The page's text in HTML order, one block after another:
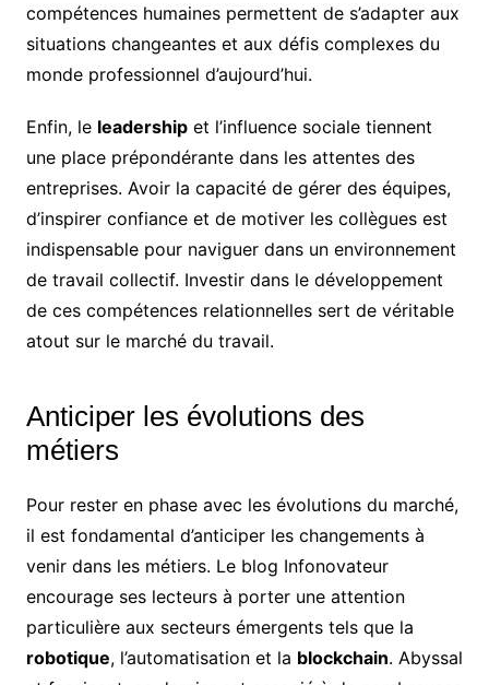
compétences humaines permettent de s’adapter aux
situations changeantes et aux défis complexes du
monde professionnel d’aujourd’hui.
Enfin, le leadershipet l’influence sociale tiennent
une place prépondérante dans les attentes des
entreprises. Avoir la capacité de gérer des équipes,
d’inspirer confiance et de motiver les collègues est
indispensable pour naviguer dans un environnement
de travail collectif. Investir dans le développement
de ces compétences relationnelles sert de véritable
atout sur le marché du travail.
Anticiper les évolutions des
métiers
Pour rester en phase avec les évolutions du marché,
il est fondamental d’anticiper les changements à
venir dans les métiers. Le blog Infonovateur
encourage ses lecteurs à porter une attention
particulière aux secteurs émergents tels que la
robotique, l’automatisation et la blockchain. Abyssal